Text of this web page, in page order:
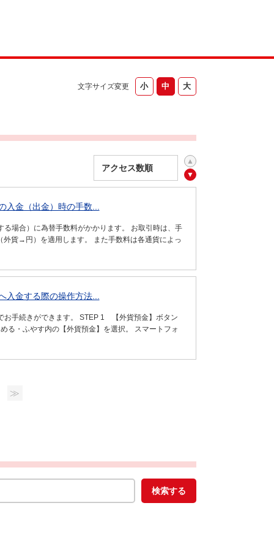
文字サイズ変更
金（出金）時の手数...
場合）に為替手数料がかかります。 お取引時は、手
貨→円）を適用します。 また手数料は各通貨によっ
金する際の操作方法...
お手続きができます。 STEP 1 【外貨預金】ボタン
る・ふやす内の【外貨預金】を選択。 スマートフォ
≫